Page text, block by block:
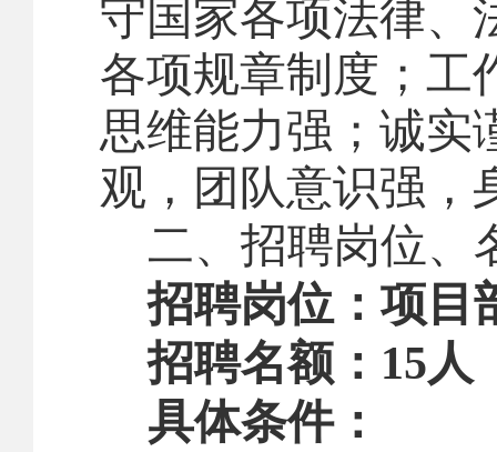
守国家各项法律、
各项规章制度；工
思维能力强 ； 诚实
观，团队意识强 ，
二、 招聘岗位、
招聘岗位：项目
招聘名额： 15人
具体条件：